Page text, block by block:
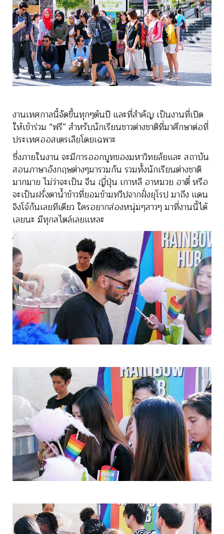
งานเทศกาลนี้จัดขึ้นทุกๆต้นปี และที่สำคัญ เป็นงานที่เปิด
ให้เข้าร่วม “ฟรี” สำหรับนักเรียนชาวต่างชาติที่มาศึกษาต่อที่
ประเทศออสเตรเลียโดยเฉพาะ
ซึ่งภายในงาน จะมีการออกบูทของมหาวิทยลัยและ สถาบัน
สอนภาษาอังกฤษต่างๆมารวมกัน รวมทั้งนักเรียนต่างชาติ
มากมาย ไม่ว่าจะเป็น จีน ญี่ปุ่น เกาหลี อาหมวย อาตี๋ หรือ
จะเป็นฝรั่งตาน้ำข้าวที่ยอมข้ามทวีปจากฝั่งยุโรป มาถึง แดน
จิงโจ้กันเลยทีเดียว ใครอยากส่องหนุ่มๆสาวๆ มาที่งานนี้ได้
เลยนะ มีทุกสไตล์เลยแหละ